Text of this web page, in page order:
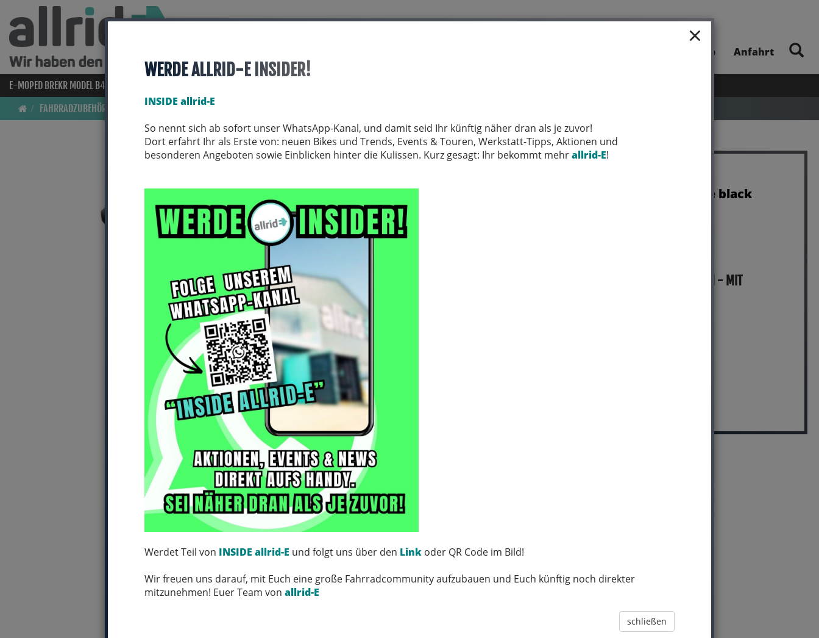
×
WERDE ALLRID-E INSIDER!
INSIDE allrid-E
So nennt sich ab sofort unser WhatsApp-Kanal, und damit seid Ihr künftig näher dran als je zuvor!
Dort erfahrt Ihr als Erste von: neuen Bikes und Trends, Events & Touren, Werkstatt-Tipps, Aktionen und
besonderen Angeboten sowie Einblicken hinter die Kulissen. Kurz gesagt: Ihr bekommt mehrallrid-E!
Werdet Teil von INSIDE allrid-E und folgt uns über den Link oder QR Code im Bild!
Wir freuen uns darauf, mit Euch eine große Fahrradcommunity aufzubauen und Euch künftig noch direkter
mitzunehmen! Euer Team von allrid-E
schließen
Unsere App Anfahrt
E-MOPED BREKR MODEL B4000
FAHRRADZUBEHÖR
PACKTASCHEN / ORTLIEB
ORTLIEB Velocity Lite black
MICH KANNST DU BESTELLEN - MIT